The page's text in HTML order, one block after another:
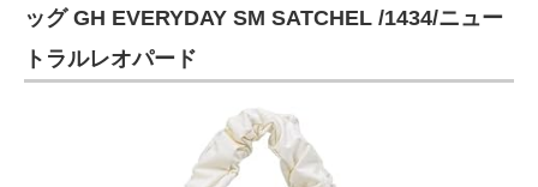
ッグ GH EVERYDAY SM SATCHEL /1434/ニュー
トラルレオパード